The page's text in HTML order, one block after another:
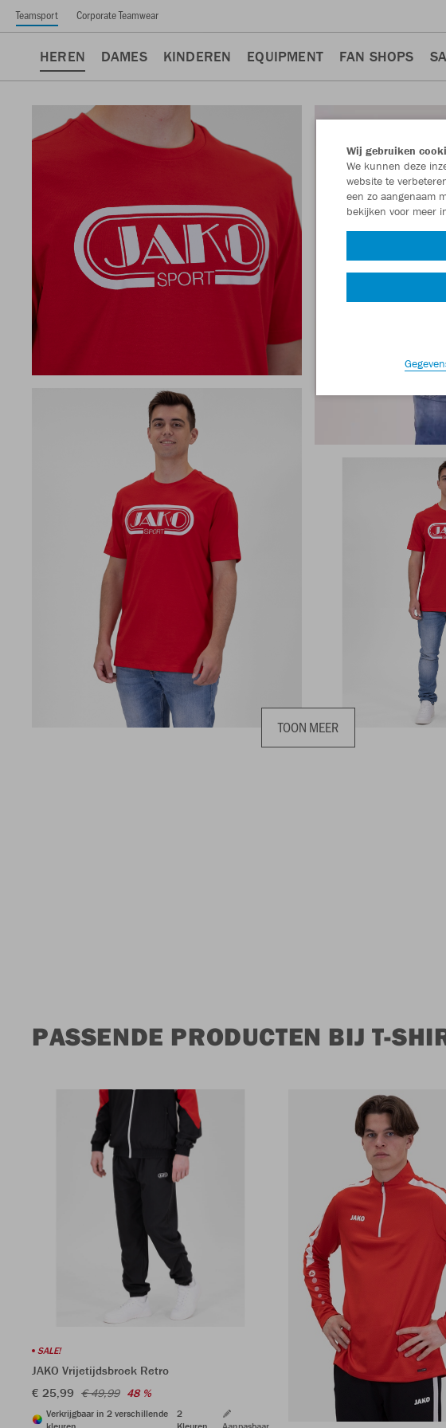
Teamsport Corporate Teamwear
HEREN DAMES KINDEREN EQUIPMENT FAN SHOPS
TOON MEER
PASSENDE PRODUCTEN BIJ T-
SALE!
JAKO Vrijetijdsbroek Retro
€ 25,99 € 49,99 48 %
Verkrijgbaar in 2 verschillende
2
Wij gebruiken
We kunnen deze
website te
een zo aangenaam
bekijken voor meer